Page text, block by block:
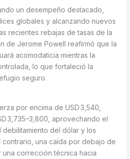
un desempeño destacado,
globales y alcanzando nuevos
recientes rebajas de tasas de la
de Jerome Powell reafirmó que la
acomodaticia mientras la
lo que fortaleció la
seguro.
por encima de USD 3,540,
3,735–3,800, aprovechando el
del dólar y los
una caída por debajo de
una corrección técnica hacia